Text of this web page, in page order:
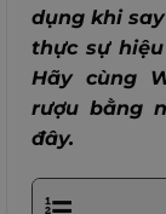
dụng khi
thực sự
Hãy cùng
rượu bằng
đây.